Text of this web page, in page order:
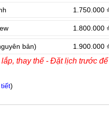
1.750.000 ₫
1.800.000 ₫
bản) 1.900.000 ₫
thay thế - Đặt lịch trước để
)